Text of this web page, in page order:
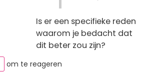
Is er een specifieke reden
waarom je bedacht dat
dit beter zou zijn?
om te reageren